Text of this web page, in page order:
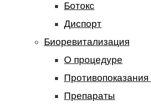
Ботокс
Диспорт
Биоревитализация
О процедуре
Препараты